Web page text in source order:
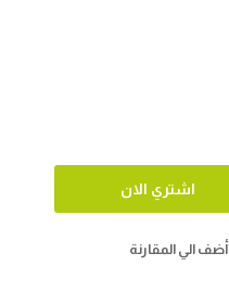
أضف الي المقارنة